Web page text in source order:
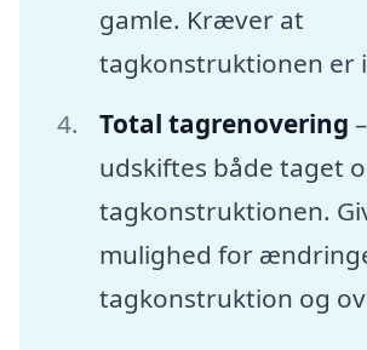
gamle. Kræver at
tagkonstruktionen er
Total tagrenovering
udskiftes både taget
tagkonstruktionen.
mulighed for
tagkonstruktion og